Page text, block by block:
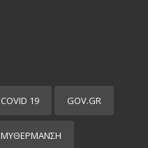
COVID 19 GOV.GR
MYΘΈΡΜΑΝΣΗ